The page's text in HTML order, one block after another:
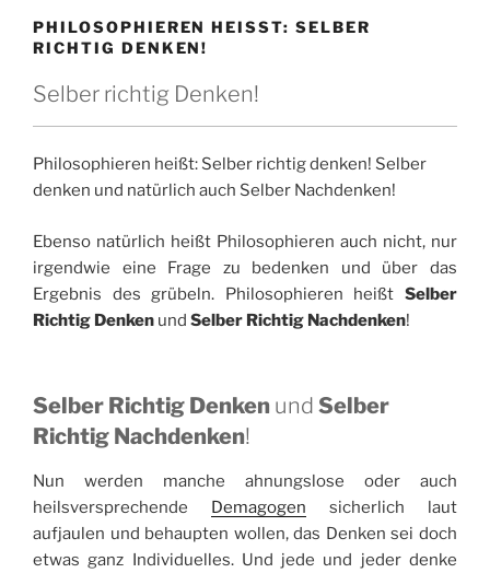
PHILOSOPHIEREN HEISST: SELBER R
ICHTIG DENKEN!
Selber richtig Denken!
Philosophieren heißt: Selber richtig denken! Selber
denken und natürlich auch Selber Nachdenken!
Ebenso natürlich heißt Philosophieren auch nicht, nur
irgendwie eine Frage zu bedenken und über das
Ergebnis des grübeln. Philosophieren heißt Selber
Richtig Denken und Selber Richtig Nachdenken!
Selber Richtig Denken und Selber
Richtig Nachdenken!
Nun werden manche ahnungslose oder auch
heilsversprechende
Demagogen sicherlich laut
aufjaulen und behaupten wollen, das Denken sei doch
etwas ganz Individuelles. Und jede und jeder denke